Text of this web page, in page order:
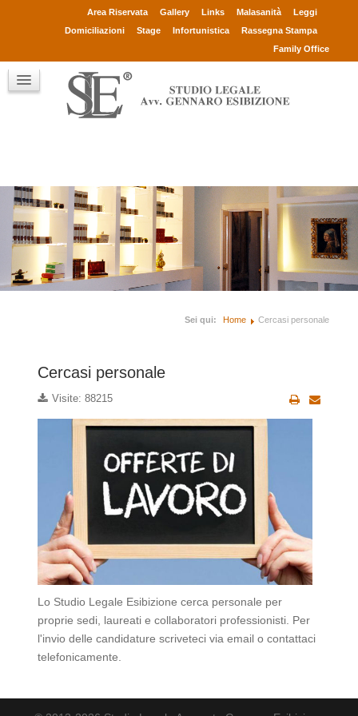
Area Riservata Gallery Links Malasanità
Leggi
Domiciliazioni
Stage Infortunistica
Rassegna Stampa
Family Office
Avv. Gennaro Esibizione
Collaboratori
Clienti
Chi sono
Contatti
Sei qui: Home Cercasi personale
Cercasi personale
Visite: 88215
Lo Studio Legale Esibizione cerca personale per
proprie sedi, laureati e collaboratori professionisti. Per
l'invio delle candidature scriveteci via email o contattaci
telefonicamente.